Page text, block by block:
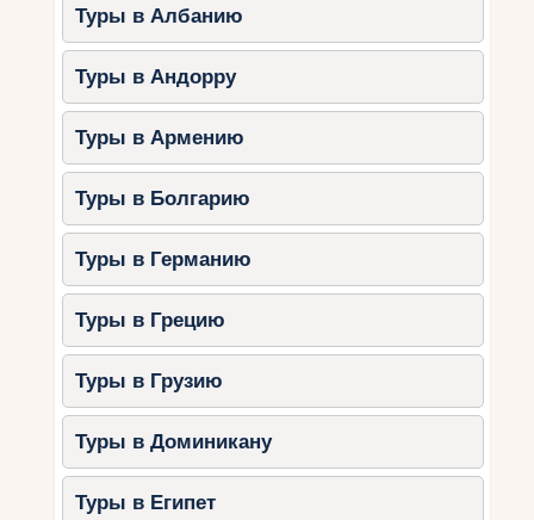
парашютом над Пальмой
Джумейра
Для любителей экстрима в Дубае есть
возможность совершить прыжок с высоты 4000
метров с видом на знаменитые искусственные
Продолжительность:3-4 часа
(включая инструктаж).
Что включено:оборудование,
инструктаж, видеозапись прыжка.
Кому подойдёт:любителям
адреналина и незабываемых эмоций.
5. Посещение аквапарков
Дубай славится своими аквапарками, где
можно испытать острые ощущения на
Туры в Албанию
Туры в Андорру
Туры в Армению
Туры в Болгарию
Туры в Германию
Туры в Грецию
Туры в Грузию
Туры в Доминикану
Туры в Египет